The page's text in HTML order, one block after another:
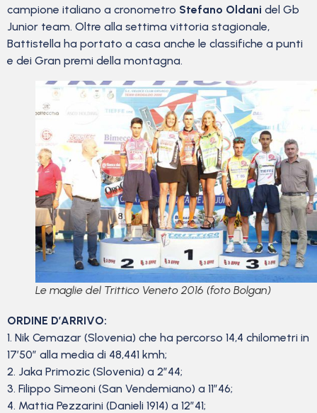
campione italiano a cronometro Stefano Oldani del Gb
Junior team. Oltre alla settima vittoria stagionale,
Battistella ha portato a casa anche le classifiche a punti
e dei Gran premi della montagna.
Le maglie del Trittico Veneto 2016 (foto Bolgan)
ORDINE D’ARRIVO:
1. Nik Cemazar (Slovenia) che ha percorso 14,4 chilometri in
17’50” alla media di 48,441 kmh;
2. Jaka Primozic (Slovenia) a 2”44;
3. Filippo Simeoni (San Vendemiano) a 11”46;
4. Mattia Pezzarini (Danieli 1914) a 12”41;